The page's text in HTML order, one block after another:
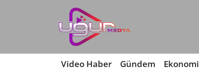
Video Haber Gündem Ekonomi
Nöbetçi Eczaneler
Hava Durumu